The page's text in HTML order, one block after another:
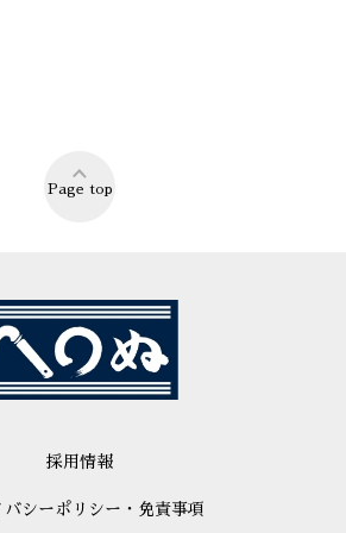
Page top
採用情報
バシーポリシー・免責事項